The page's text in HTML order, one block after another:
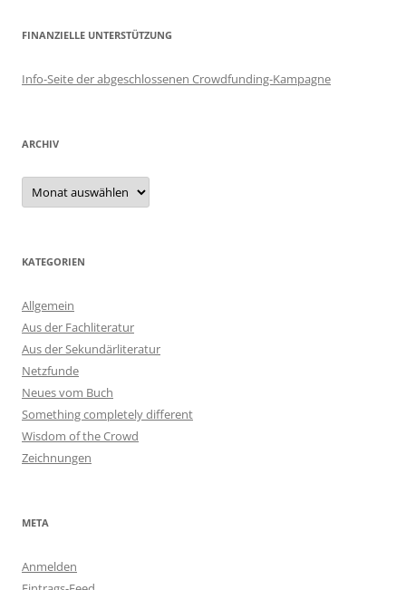
FINANZIELLE UNTERSTÜTZUNG
Info-Seite der abgeschlossenen Crowdfunding-Kampagne
ARCHIV
Archiv
KATEGORIEN
Allgemein
Aus der Fachliteratur
Aus der Sekundärliteratur
Netzfunde
Neues vom Buch
Something completely different
Wisdom of the Crowd
Zeichnungen
META
Anmelden